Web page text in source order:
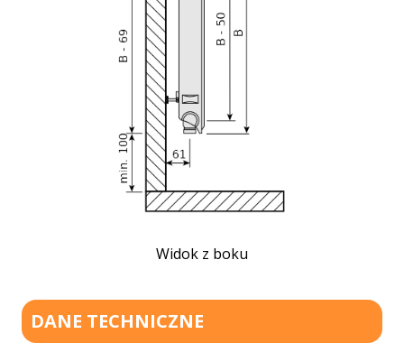
Widok z boku
DANE TECHNICZNE